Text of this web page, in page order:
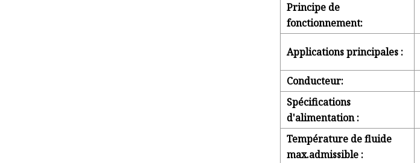
Principe de
fonctionnement:
Applications principales :
Conducteur:
Spécifications
d'alimentation :
Température de fluide
max.admissible :